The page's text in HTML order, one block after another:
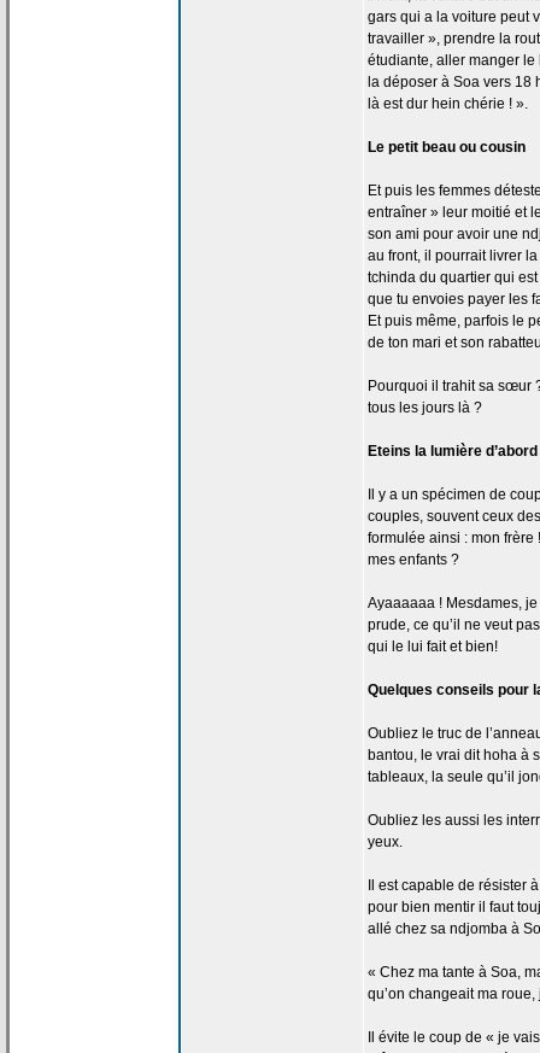
gars qui a la voiture peut
travailler », prendre la
étudiante, aller manger le
la déposer à Soa vers 18
là est dur hein chérie ! ».
Le petit beau ou cousin
Et puis les femmes
entraîner » leur moitié et
son ami pour avoir une
au front, il pourrait livrer la
tchinda du quartier qui
que tu envoies payer les
Et puis même, parfois le
de ton mari et son
Pourquoi il trahit sa sœur
tous les jours là ?
Eteins la lumière
Il y a un spécimen de
couples, souvent ceux
formulée ainsi : mon frère
mes enfants ?
Ayaaaaaa ! Mesdames,
prude, ce qu’il ne veut
qui le lui fait et bien!
Quelques conseils pour
Oubliez le truc de
bantou, le vrai dit hoha à
tableaux, la seule qu’il
Oubliez les aussi les
yeux.
Il est capable de résister
pour bien mentir il faut
allé chez sa ndjomba à
« Chez ma tante à Soa,
qu’on changeait ma
Il évite le coup de « je